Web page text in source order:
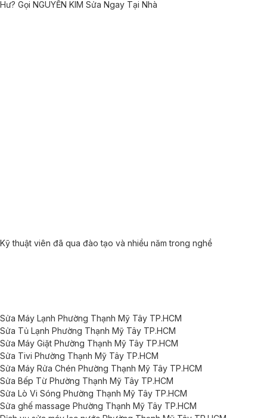
Kỹ thuật viên đã qua đào tạo và nhiều năm trong nghề
Sửa Máy Lạnh Phường Thạnh Mỹ Tây TP.HCM
Sửa Tủ Lạnh Phường Thạnh Mỹ Tây TP.HCM
Sửa Máy Giặt Phường Thạnh Mỹ Tây TP.HCM
Sửa Tivi Phường Thạnh Mỹ Tây TP.HCM
Sửa Máy Rửa Chén Phường Thạnh Mỹ Tây TP.HCM
Sửa Bếp Từ Phường Thạnh Mỹ Tây TP.HCM
Sửa Lò Vi Sóng Phường Thạnh Mỹ Tây TP.HCM
Sửa ghế massage Phường Thạnh Mỹ Tây TP.HCM